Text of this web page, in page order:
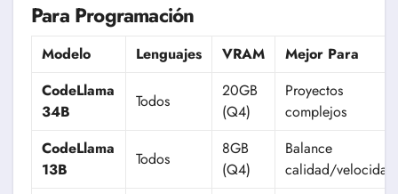
Para Programación
Modelo Lenguajes VRAM
Mejor Para
CodeLlama
34B
Todos
20GB
(Q4)
Proyectos
complejos
CodeLlama
13B
Todos
8GB
(Q4)
Balance
calidad/velocidad